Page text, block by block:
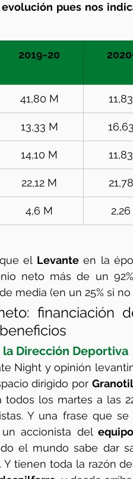
evolución pues nos
2019-20
41,80 M
13,33 M
14,10 M
22,12 M
4,6 M
el Levante en la
neto más de un
de media (en un 25% si
financiación
Dirección Deportiva
dirigido por Granotil
todos los martes a las
Y una frase que
un accionista del
el mundo sabe dar
Y tienen toda la razón